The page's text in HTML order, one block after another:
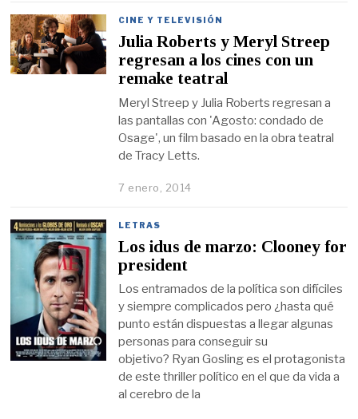
CINE Y TELEVISIÓN
Julia Roberts y Meryl Streep
regresan a los cines con un
remake teatral
Meryl Streep y Julia Roberts regresan a
las pantallas con 'Agosto: condado de
Osage', un film basado en la obra teatral
de Tracy Letts.
7 enero, 2014
LETRAS
Los idus de marzo: Clooney for
president
Los entramados de la política son difíciles
y siempre complicados pero ¿hasta qué
punto están dispuestas a llegar algunas
personas para conseguir su
objetivo? Ryan Gosling es el protagonista
de este thriller político en el que da vida a
al cerebro de la